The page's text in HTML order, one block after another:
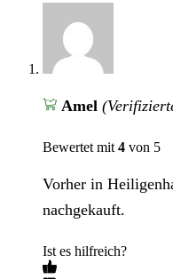
Amel
Bewertet mit 4 von 5
Vorher in
nachgekauft.
Ist es hilfreich?